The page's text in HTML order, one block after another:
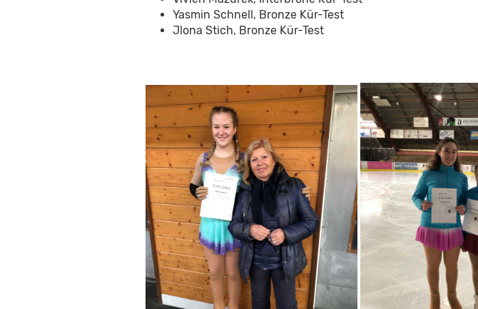
Yasmin Schnell, Bronze Kür-Test
Jlona Stich, Bronze Kür-Test